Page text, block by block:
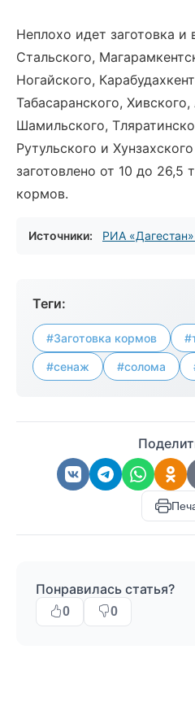
Неплохо идет заготовка и
Стальского,
Ногайского,
Табасаранского,
Шамильского,
Рутульского и
заготовлено от 10 до 26,5
кормов.
Источники: РИА «Дагестан»
Теги:
#Заготовка кормов
#сенаж #солома
Понравилась статья?
0 0